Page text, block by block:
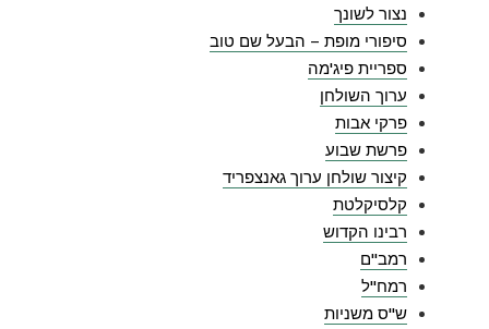
נצור לשונך
סיפורי מופת – הבעל שם טוב
ספריית פיג'מה
ערוך השולחן
פרקי אבות
פרשת שבוע
קיצור שולחן ערוך גאנצפריד
קלסיקלטת
רבינו הקדוש
רמב"ם
רמח"ל
ש"ס משניות